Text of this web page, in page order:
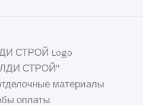
СТРОЙ"
материалы
оплаты